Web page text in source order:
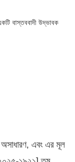
অসাধারণ, এবং এর মূল